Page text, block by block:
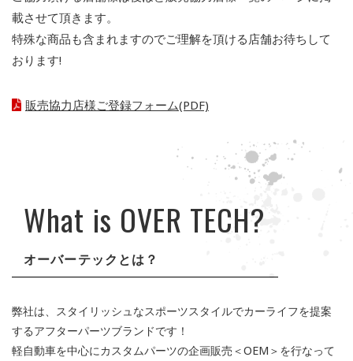
載させて頂きます。
特殊な商品も含まれますのでご理解を頂ける店舗お待ちして
おります!
販売協力店様ご登録フォーム(PDF)
What is OVER TECH?
オーバーテックとは？
弊社は、スタイリッシュなスポーツスタイルでカーライフを提案
するアフターパーツブランドです！
軽自動車を中心にカスタムパーツの企画販売＜OEM＞を行なって